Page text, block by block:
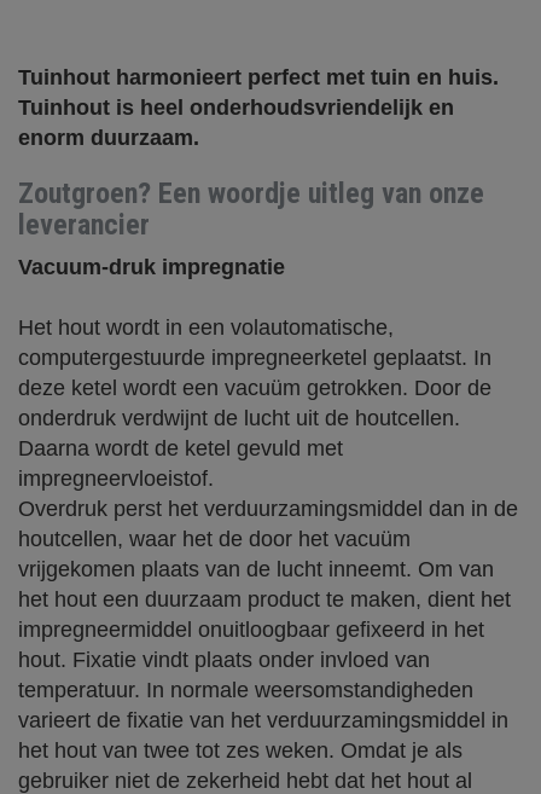
Tuinhout harmonieert perfect met tuin en huis.
Tuinhout is heel onderhoudsvriendelijk en
enorm duurzaam.
Zoutgroen? Een woordje uitleg van onze
leverancier
Vacuum-druk impregnatie
Het hout wordt in een volautomatische,
computergestuurde impregneerketel geplaatst. In
deze ketel wordt een vacuüm getrokken. Door de
onderdruk verdwijnt de lucht uit de houtcellen.
Daarna wordt de ketel gevuld met
impregneervloeistof.
Overdruk perst het verduurzamingsmiddel dan in de
houtcellen, waar het de door het vacuüm
vrijgekomen plaats van de lucht inneemt. Om van
het hout een duurzaam product te maken, dient het
impregneermiddel onuitloogbaar gefixeerd in het
hout. Fixatie vindt plaats onder invloed van
temperatuur. In normale weersomstandigheden
varieert de fixatie van het verduurzamingsmiddel in
het hout van twee tot zes weken. Omdat je als
gebruiker niet de zekerheid hebt dat het hout al